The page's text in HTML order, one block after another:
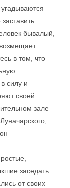
бывалый,
в том, что
силу и
своей
зале
заседать.
от своих